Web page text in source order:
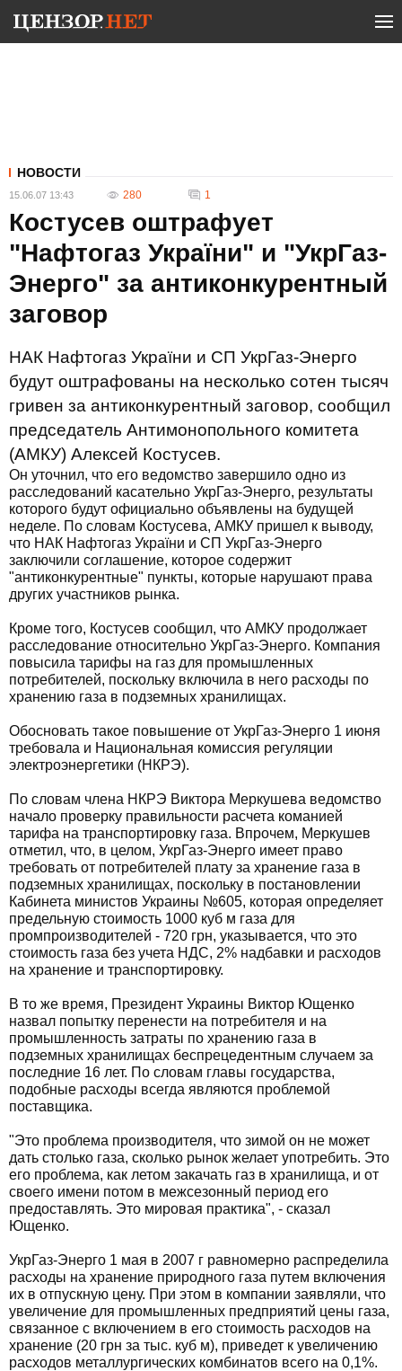
НОВОСТИ
15.06.07 13:43 280 1
Костусев оштрафует
"Нафтогаз України" и "УкрГаз-
Энерго" за антиконкурентный
заговор
НАК Нафтогаз України и СП УкрГаз-Энерго
будут оштрафованы на несколько сотен тысяч
гривен за антиконкурентный заговор, сообщил
председатель Антимонопольного комитета
(АМКУ) Алексей Костусев.
Он уточнил, что его ведомство завершило одно из
расследований касательно УкрГаз-Энерго, результаты
которого будут официально объявлены на будущей
неделе. По словам Костусева, АМКУ пришел к выводу,
что НАК Нафтогаз України и СП УкрГаз-Энерго
заключили соглашение, которое содержит
"антиконкурентные" пункты, которые нарушают права
других участников рынка.
Кроме того, Костусев сообщил, что АМКУ продолжает
расследование относительно УкрГаз-Энерго. Компания
повысила тарифы на газ для промышленных
потребителей, поскольку включила в него расходы по
хранению газа в подземных хранилищах.
Обосновать такое повышение от УкрГаз-Энерго 1 июня
требовала и Национальная комиссия регуляции
электроэнергетики (НКРЭ).
По словам члена НКРЭ Виктора Меркушева ведомство
начало проверку правильности расчета команией
тарифа на транспортировку газа. Впрочем, Меркушев
отметил, что, в целом, УкрГаз-Энерго имеет право
требовать от потребителей плату за хранение газа в
подземных хранилищах, поскольку в постановлении
Кабинета министов Украины №605, которая определяет
предельную стоимость 1000 куб м газа для
промпроизводителей - 720 грн, указывается, что это
стоимость газа без учета НДС, 2% надбавки и расходов
на хранение и транспортировку.
В то же время, Президент Украины Виктор Ющенко
назвал попытку перенести на потребителя и на
промышленность затраты по хранению газа в
подземных хранилищах беспрецедентным случаем за
последние 16 лет. По словам главы государства,
подобные расходы всегда являются проблемой
поставщика.
"Это проблема производителя, что зимой он не может
дать столько газа, сколько рынок желает употребить. Это
его проблема, как летом закачать газ в хранилища, и от
своего имени потом в межсезонный период его
предоставлять. Это мировая практика", - сказал
Ющенко.
УкрГаз-Энерго 1 мая в 2007 г равномерно распределила
расходы на хранение природного газа путем включения
их в отпускную цену. При этом в компании заявляли, что
увеличение для промышленных предприятий цены газа,
связанное с включением в его стоимость расходов на
хранение (20 грн за тыс. куб м), приведет к увеличению
расходов металлургических комбинатов всего на 0,1%.